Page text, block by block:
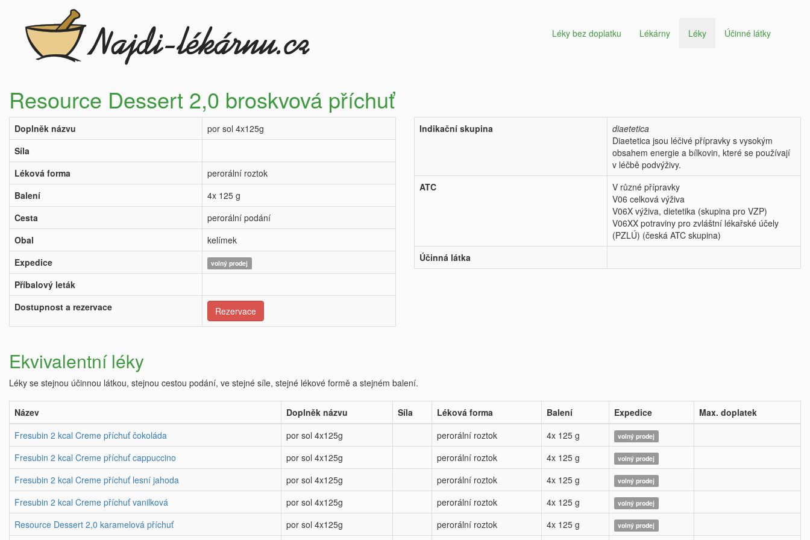
Léky bez doplatku Lékárny Léky Účinné látky
Resource Dessert 2,0 broskvová příchuť
Doplněk názvu
por sol 4x125g
Síla
Léková forma
perorální roztok
Balení
4x 125 g
Cesta
perorální podání
Obal
kelímek
Expedice
volný prodej
Příbalový leták
Dostupnost a rezervace
Rezervace
Indikační skupina
diaetetica
Diaetetica jsou léčivé přípravky s vysokým
obsahem energie a bílkovin, které se používají
v léčbě podvýživy.
ATC
V různé přípravky
V06 celková výživa
V06X výživa, dietetika (skupina pro VZP)
V06XX potraviny pro zvláštní lékařské účely
(PZLÚ) (česká ATC skupina)
Účinná látka
Ekvivalentní léky
Léky se stejnou účinnou látkou, stejnou cestou podání, ve stejné síle, stejné lékové formě a stejném balení.
Název Doplněk názvu Síla Léková forma Balení Expedice
Max. doplatek
Fresubin 2 kcal Creme příchuť čokoláda
por sol 4x125g perorální roztok 4x 125 g volný prodej
Fresubin 2 kcal Creme příchuť cappuccino por sol 4x125g perorální roztok 4x 125 g volný prodej
Fresubin 2 kcal Creme příchuť lesní jahoda por sol 4x125g perorální roztok 4x 125 g volný prodej
Fresubin 2 kcal Creme příchuť vanilková por sol 4x125g perorální roztok 4x 125 g volný prodej
Resource Dessert 2,0 karamelová příchuť por sol 4x125g perorální roztok 4x 125 g volný prodej